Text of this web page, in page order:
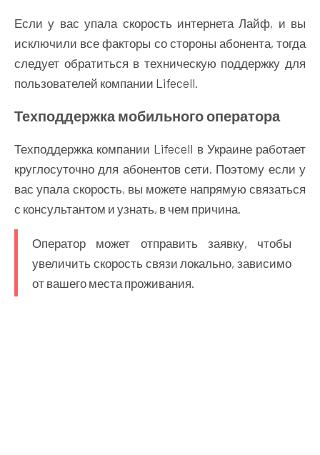
Если у вас упала скорость интернета Лайф, и вы
исключили все факторы со стороны абонента, тогда
следует обратиться в техническую поддержку для
пользователей компании Lifecell.
Техподдержка мобильного оператора
Техподдержка компании Lifecell в Украине работает
круглосуточно для абонентов сети. Поэтому если у
вас упала скорость, вы можете напрямую связаться
с консультантом и узнать, в чем причина.
Оператор может отправить заявку, чтобы
увеличить скорость связи локально, зависимо
от вашего места проживания.